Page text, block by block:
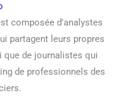
composée d'analystes
partagent leurs propres
que de journalistes qui
de professionnels des